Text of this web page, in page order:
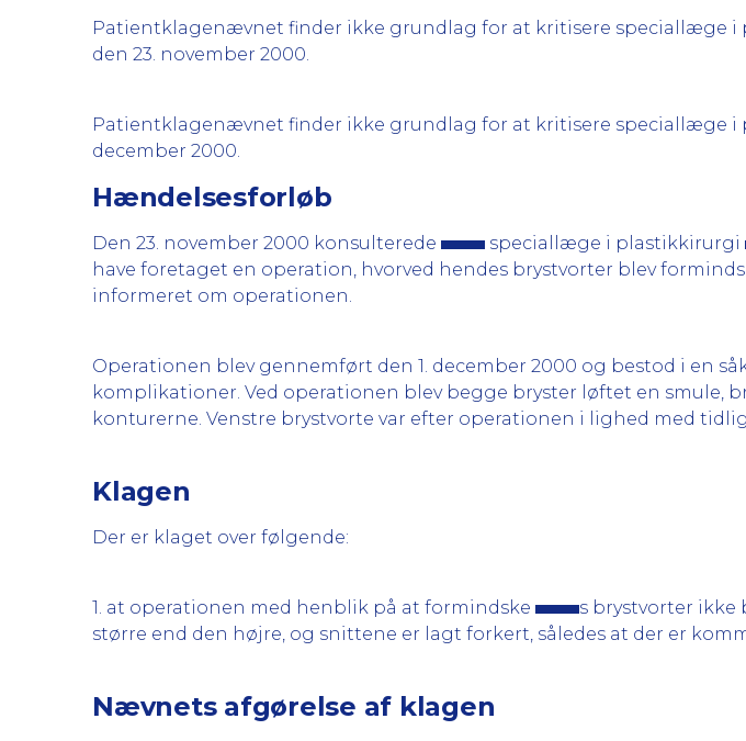
Patientklagenævnet finder ikke grundlag for at kritisere speciallæge i
den 23. november 2000.
Patientklagenævnet finder ikke grundlag for at kritisere speciallæge i
december 2000.
Hændelsesforløb
Den 23. november 2000 konsulterede speciallæge i plastikkirurgi
have foretaget en operation, hvorved hendes brystvorter blev
informeret om operationen.
Operationen blev gennemført den 1. december 2000 og bestod i en
komplikationer. Ved operationen blev begge bryster løftet en smule,
konturerne. Venstre brystvorte var efter operationen i lighed med
Klagen
Der er klaget over følgende:
1. at operationen med henblik på at formindske
s brystvorter ikke
større end den højre, og snittene er lagt forkert, således at der er
Nævnets afgørelse af klagen